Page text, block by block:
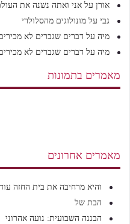
מאמרים אחרונים
והיא מרחיבה את בית החזה
הבת של
הבננה השבועית: נועה אהרוני
אורן על אני ואתה נשנה את
גבי על מונולוגים מהסלולרי
מיה על דברים שגברים לא
מיה על דברים שגברים לא
מאמרים בתמונות